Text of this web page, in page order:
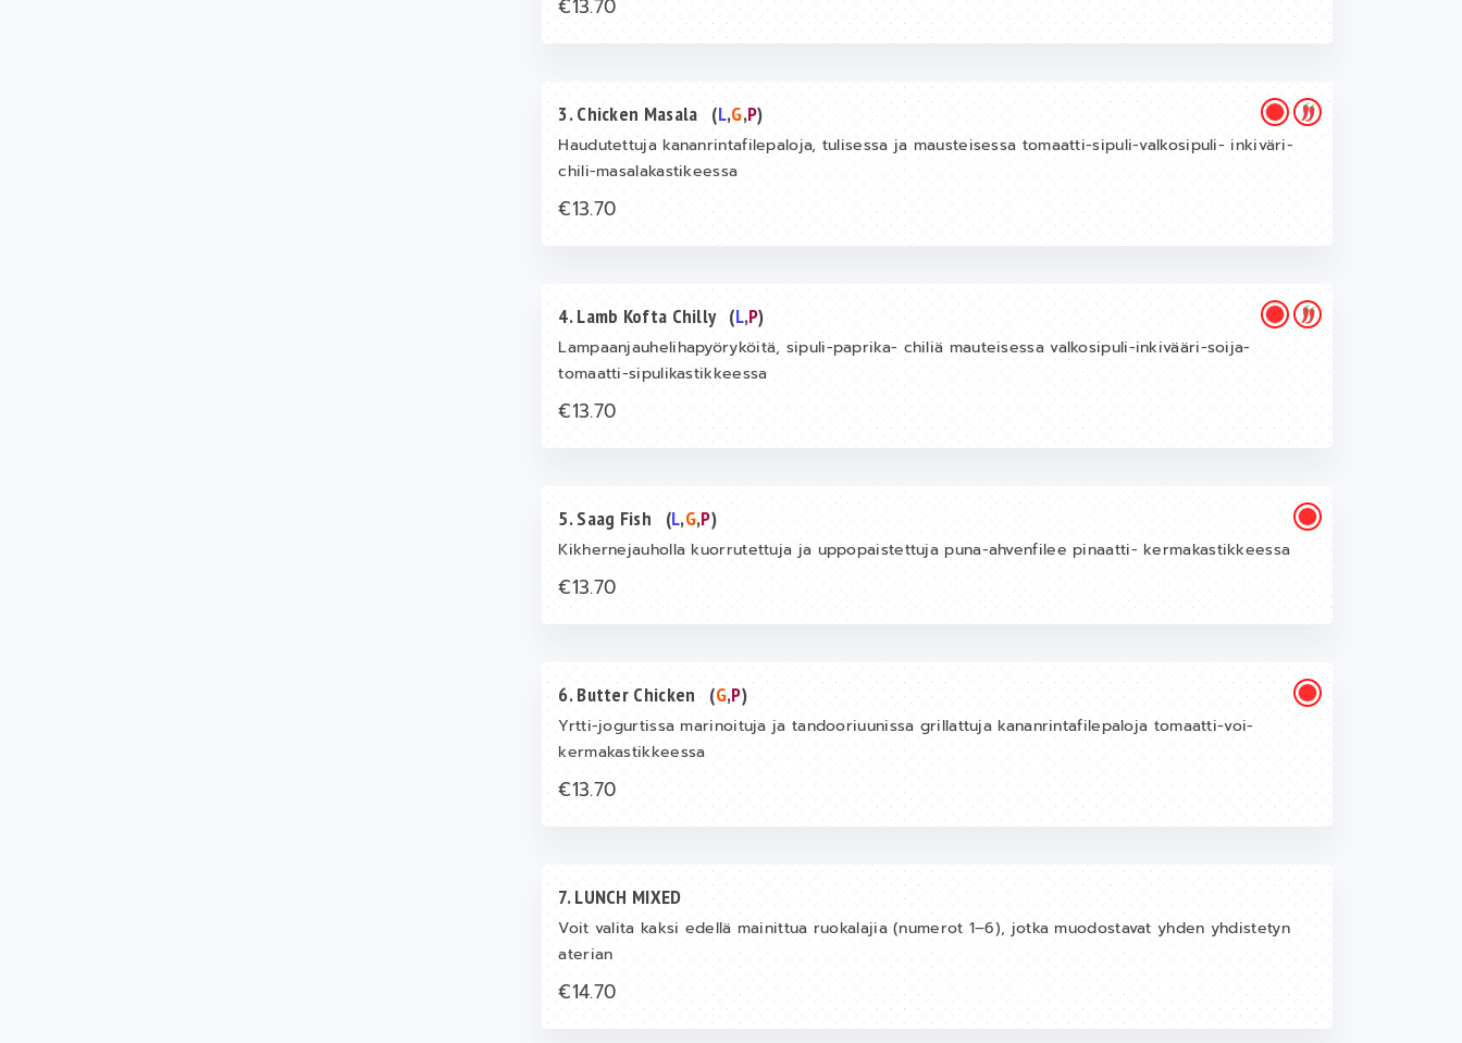
€13.70
3. Chicken Masala (L,G,P)
Haudutettuja kananrintafilepaloja, tulisessa ja mausteisessa tomaatti-sipuli-valkosipuli- inkiväri-
chili-masalakastikeessa
€13.70
4. Lamb Kofta Chilly (L,P)
Lampaanjauhelihapyöryköitä, sipuli-paprika- chiliä mauteisessa valkosipuli-inkivääri-soija-
tomaatti-sipulikastikkeessa
€13.70
5. Saag Fish(L,G,P)
Kikhernejauholla kuorrutettuja ja uppopaistettuja puna-ahvenfilee pinaatti- kermakastikkeessa
€13.70
6. Butter Chicken (G,P)
Yrtti-jogurtissa marinoituja ja tandooriuunissa grillattuja kananrintafilepaloja tomaatti-voi-
kermakastikkeessa
€13.70
7. LUNCH MIXED
Voit valita kaksi edellä mainittua ruokalajia (numerot 1–6), jotka muodostavat yhden yhdistetyn
aterian
€14.70